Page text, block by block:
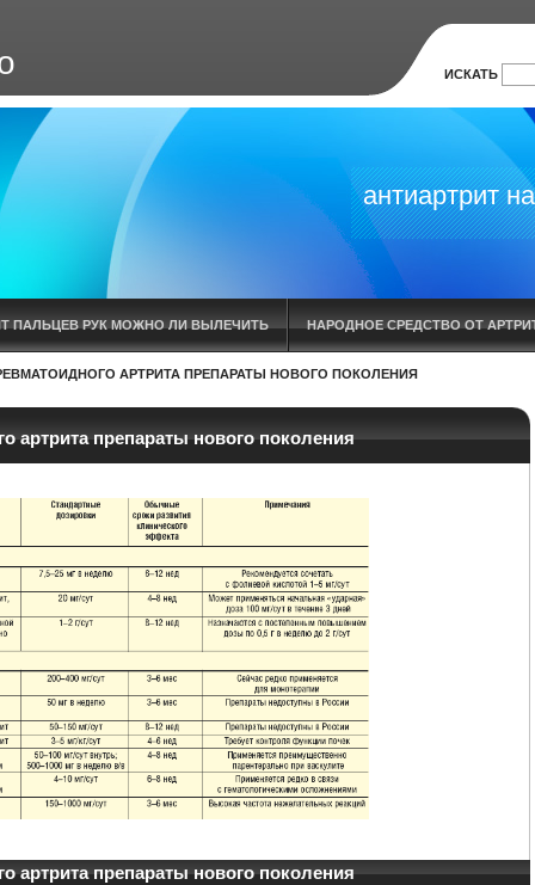
антиартрит
ПАЛЬЦЕВ РУК МОЖНО ЛИ ВЫЛЕЧИТЬ НАРОДНОЕ СРЕДСТВО ОТ
ОСТРЫЙ ПОДАГРИЧЕСКИЙ АРТРИТ ЛЕЧЕНИЕ АНТИ АРТРИТ НАНО
В КАЗАНИ Я ВЫЛЕЧИЛА АРТРОЗ АРТРИТ СТИМУЛИНОМ Д
АРТРИТ ЭТИОЛОГИЯ ПАТОГЕНЕЗ КЛИНИКА ЛЕЧЕНИЕ
СУСТАВОВ ПСОРИАЗНЫЙ АРТРИТ ЛЕЧЕНИЕ
АРТРИТА
СУСТАВОВ СТОПЫ ЛЕЧЕНИЕ НАРОДНЫМИ СРЕДСТВАМИ ОТЗЫВЫ
ЛЕЧЕНИЕ НАРОДНЫМИ СРЕДСТВАМИ АРТРИТ АРТРОЗ СТОПЫ ЛЕЧЕНИЕ
АРТРИТ НАРОДНЫЕ СРЕДСТВА ЛЕЧЕНИЕ РЕВМАТОИДНОГО
АРТРИТ ПЛЕЧА СИМПТОМЫ И ЛЕЧЕНИЕ АРТРИТ ПРЕДПЛЕЧЬЯ
АРТРИТА ПРЕПАРАТЫ НОВОГО ПОКОЛЕНИЯ
артрита препараты нового поколения
артрита препараты нового поколения
ИСКАТЬ